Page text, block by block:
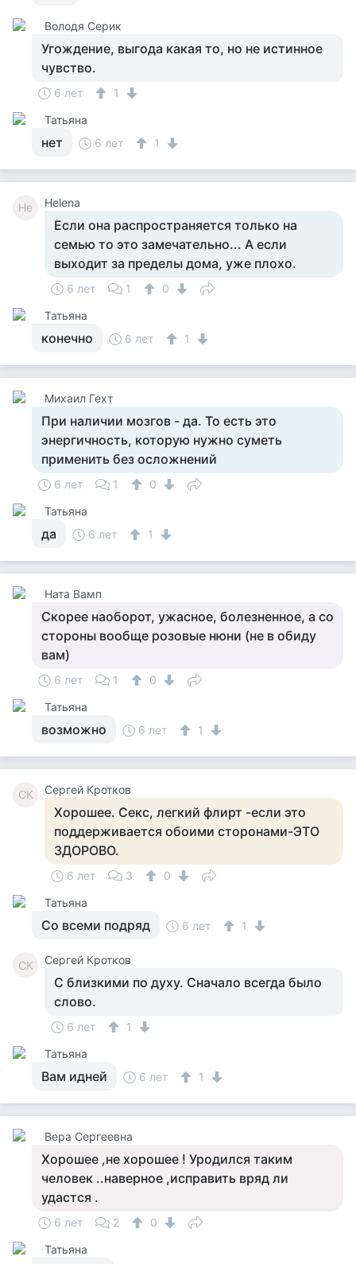
Володя Серик
Угождение, выгода какая то, но не истинное
чувство.
6 лет
1
Татьяна
нет 6 лет 1
He Helena
Если она распространяется только на
семью то это замечательно... А если
выходит за пределы дома, уже плохо.
6 лет 1
0
Татьяна
конечно 6 лет 1
Михаил Гехт
При наличии мозгов - да. То есть это
энергичность, которую нужно суметь
применить без осложнений
6 лет 1
0
Татьяна
да 6 лет 1
Ната Вамп
Скорее наоборот, ужасное, болезненное, а со
стороны вообще розовые нюни (не в обиду
вам)
6 лет 1
0
Татьяна
возможно 6 лет 1
СК Сергей Кротков
Хорошее. Секс, легкий флирт -если это
поддерживается обоими сторонами-ЭТО
ЗДОРОВО.
6 лет 3
0
Татьяна
Со всеми подряд 6 лет 1
СК Сергей Кротков
С близкими по духу. Сначало всегда было
слово.
6 лет
1
Татьяна
Вам идней 6 лет 1
Вера Сергеевна
Хорошее ,не хорошее ! Уродился таким
человек ..наверное ,исправить вряд ли
удастся .
6 лет 2
0
Татьяна